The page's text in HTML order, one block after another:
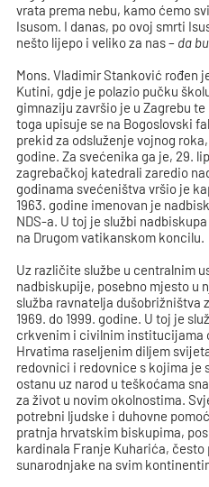
vrata prema nebu, kamo ćemo
Isusom. I danas, po ovoj smrti
nešto lijepo i veliko za nas – da
Mons. Vladimir Stanković rođen
Kutini, gdje je polazio pučku
gimnaziju završio je u Zagrebu
toga upisuje se na Bogoslovski
prekid za odsluženje vojnog
godine. Za svećenika ga je, 29.
zagrebačkoj katedrali zaredio
godinama svećeništva vršio je
1963. godine imenovan je
NDS-a. U toj je službi
na Drugom vatikanskom koncilu.
Uz različite službe u centralnim
nadbiskupije, posebno mjesto u
služba ravnatelja dušobrižništva
1969. do 1999. godine. U toj je
crkvenim i civilnim institucijama
Hrvatima raseljenim diljem
redovnici i redovnice s kojima je
ostanu uz narod u teškoćama
za život u novim okolnostima.
potrebni ljudske i duhovne
pratnja hrvatskim biskupima,
kardinala Franje Kuharića,
sunarodnjake na svim